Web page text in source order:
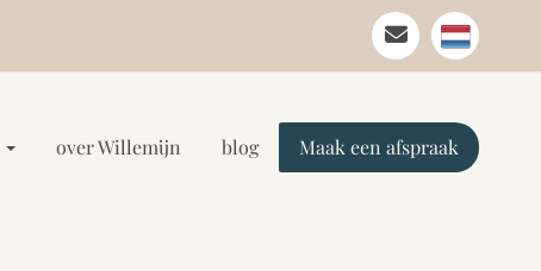
over Willemijn blog Maak een afspraak